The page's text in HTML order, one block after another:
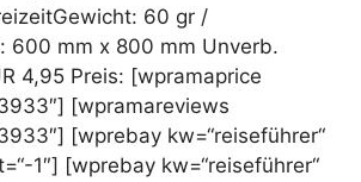
60 gr /
600 mm x 800 mm Unverb.
4,95 Preis: [wpramaprice
[wpramareviews
[wprebay kw=“reiseführer“
1″] [wprebay kw=“reiseführer“